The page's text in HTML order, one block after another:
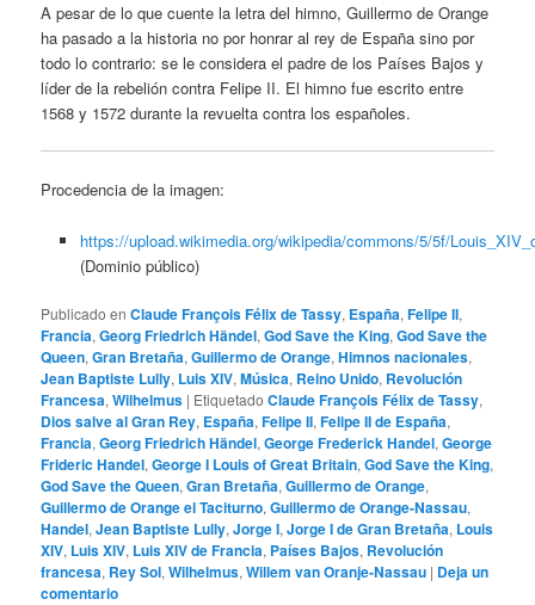
A pesar de lo que cuente la letra del himno, Guillermo de Orange
ha pasado a la historia no por honrar al rey de España sino por
todo lo contrario: se le considera el padre de los Países Bajos y
líder de la rebelión contra Felipe II. El himno fue escrito entre
1568 y 1572 durante la revuelta contra los españoles.
Procedencia de la imagen:
https://upload.wikimedia.org/wikipedia/commons/5/5f/
(Dominio público)
Publicado en Claude François Félix de Tassy, España,Felipe II,
Francia,Georg Friedrich Händel,God Save the King,God Save the
Queen,Gran Bretaña,Guillermo de Orange,Himnos nacionales,
Jean Baptiste Lully, Luis XIV,Música, Reino Unido, Revolución
Francesa,Wilhelmus | Etiquetado Claude François Félix de Tassy,
Dios salve al Gran Rey, España,Felipe II,Felipe II de España,
Francia,Georg Friedrich Händel,George Frederick Handel,George
Frideric Handel,George I Louis of Great Britain,God Save the King,
God Save the Queen,Gran Bretaña,Guillermo de Orange,
Guillermo de Orange el Taciturno,Guillermo de Orange-Nassau,
Handel,Jean Baptiste Lully,Jorge I,Jorge I de Gran Bretaña, Louis
XIV, Luis XIV, Luis XIV de Francia, Países Bajos, Revolución
francesa, Rey Sol,Wilhelmus,Willem van Oranje-Nassau | Deja un
comentario